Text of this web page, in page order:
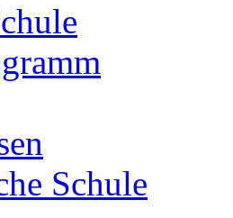
Schule